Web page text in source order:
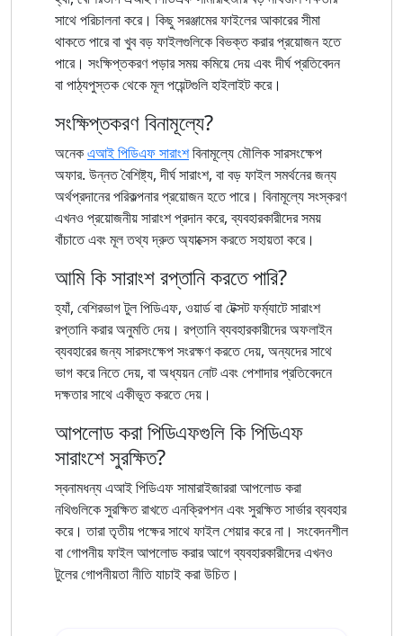
সাথে পরিচালনা করে। কিছু সরঞ্জামের ফাইলের আকারের সীমা
থাকতে পারে বা খুব বড় ফাইলগুলিকে বিভক্ত করার প্রয়োজন হতে
পারে। সংক্ষিপ্তকরণ পড়ার সময় কমিয়ে দেয় এবং দীর্ঘ প্রতিবেদন
বা পাঠ্যপুস্তক থেকে মূল পয়েন্টগুলি হাইলাইট করে।
সংক্ষিপ্তকরণ বিনামূল্যে?
অনেকএআই পিডিএফ সারাংশবিনামূল্যে মৌলিক সারসংক্ষেপ
অফার. উন্নত বৈশিষ্ট্য, দীর্ঘ সারাংশ, বা বড় ফাইল সমর্থনের জন্য
অর্থপ্রদানের পরিকল্পনার প্রয়োজন হতে পারে। বিনামূল্যে সংস্করণ
এখনও প্রয়োজনীয় সারাংশ প্রদান করে, ব্যবহারকারীদের সময়
বাঁচাতে এবং মূল তথ্য দ্রুত অ্যাক্সেস করতে সহায়তা করে।
আমি কি সারাংশ রপ্তানি করতে পারি?
হ্যাঁ, বেশিরভাগ টুল পিডিএফ, ওয়ার্ড বা টেক্সট ফর্ম্যাটে সারাংশ
রপ্তানি করার অনুমতি দেয়। রপ্তানি ব্যবহারকারীদের অফলাইন
ব্যবহারের জন্য সারসংক্ষেপ সংরক্ষণ করতে দেয়, অন্যদের সাথে
ভাগ করে নিতে দেয়, বা অধ্যয়ন নোট এবং পেশাদার প্রতিবেদনে
দক্ষতার সাথে একীভূত করতে দেয়।
আপলোড করা পিডিএফগুলি কি পিডিএফ
সারাংশে সুরক্ষিত?
স্বনামধন্য এআই পিডিএফ সামারাইজাররা আপলোড করা
নথিগুলিকে সুরক্ষিত রাখতে এনক্রিপশন এবং সুরক্ষিত সার্ভার ব্যবহার
করে। তারা তৃতীয় পক্ষের সাথে ফাইল শেয়ার করে না। সংবেদনশীল
বা গোপনীয় ফাইল আপলোড করার আগে ব্যবহারকারীদের এখনও
টুলের গোপনীয়তা নীতি যাচাই করা উচিত।